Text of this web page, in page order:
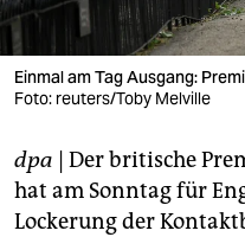
verlag
veranstaltungen
fragen & hilfe
unterstützen
Einmal am Tag Ausgang:
Foto: reuters/Toby Melville
dpa | Der britische
hat am Sonntag für
Lockerung der